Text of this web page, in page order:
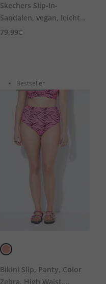
Skechers Slip-In-
Sandalen, vegan, leicht,
Komfortweite
79,99€
Bestseller
Bikini Slip, Panty, Color
Zebra, High Waist,